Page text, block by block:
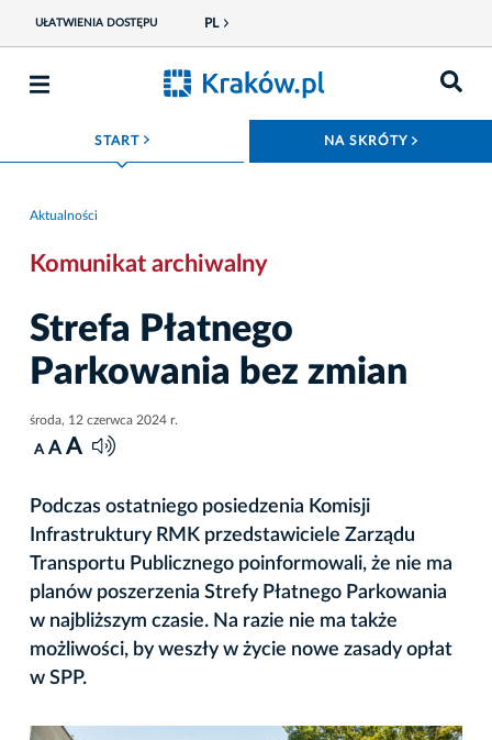
UŁATWIENIA DOSTĘPU PL
START ROZWIŃ MENU NA SKRÓTY
Aktualności
Komunikat archiwalny
Strefa Płatnego
Parkowania bez zmian
środa, 12 czerwca 2024 r.
A A A
Podczas ostatniego posiedzenia Komisji
Infrastruktury RMK przedstawiciele Zarządu
Transportu Publicznego poinformowali, że nie ma
planów poszerzenia Strefy Płatnego Parkowania
w najbliższym czasie. Na razie nie ma także
możliwości, by weszły w życie nowe zasady opłat
w SPP.